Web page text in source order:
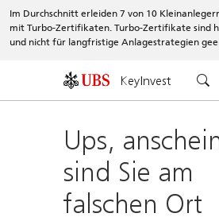
Im Durchschnitt erleiden 7 von 10
mit Turbo-Zertifikaten. Turbo-Zertifikate sind
und nicht für langfristige Anlagestrategien
KeyInvest
Ups,
sind Sie am
falschen Ort